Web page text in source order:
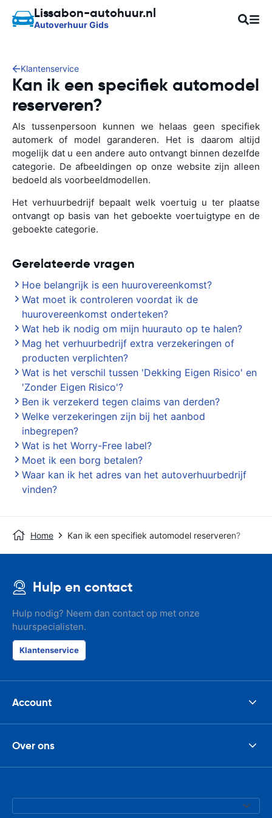
Lissabon-autohuur.nl
Autoverhuur Gids
Klantenservice
Kan ik een specifiek automodel
reserveren?
Als tussenpersoon kunnen we helaas geen specifiek
automerk of model garanderen. Het is daarom altijd
mogelijk dat u een andere auto ontvangt binnen dezelfde
categorie. De afbeeldingen op onze website zijn alleen
bedoeld als voorbeeldmodellen.
Het verhuurbedrijf bepaalt welk voertuig u ter plaatse
ontvangt op basis van het geboekte voertuigtype en de
geboekte categorie.
Gerelateerde vragen
Hoe belangrijk is een huurovereenkomst?
Wat moet ik controleren voordat ik de
huurovereenkomst onderteken?
Wat heb ik nodig om mijn huurauto op te halen?
Mag het verhuurbedrijf extra verzekeringen of
producten verplichten?
Wat is het verschil tussen 'Dekking Eigen Risico' en
'Zonder Eigen Risico'?
Ben ik verzekerd tegen claims van derden?
Welke verzekeringen zijn bij het aanbod
inbegrepen?
Wat is het Worry-Free label?
Moet ik een borg betalen?
Waar kan ik het adres van het autoverhuurbedrijf
vinden?
Home Kan ik een specifiek automodel reserveren?
Hulp en contact
Hulp nodig? Neem dan contact op met onze
huurspecialisten.
Klantenservice
Account
Over ons